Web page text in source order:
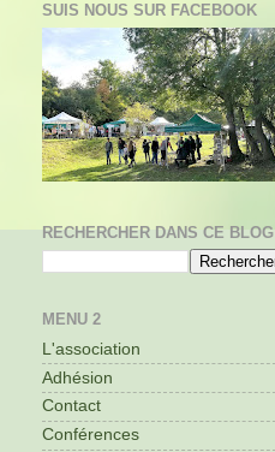
SUIS NOUS SUR FACEBOOK
RECHERCHER DANS CE BLOG
MENU 2
L'association
Adhésion
Contact
Conférences